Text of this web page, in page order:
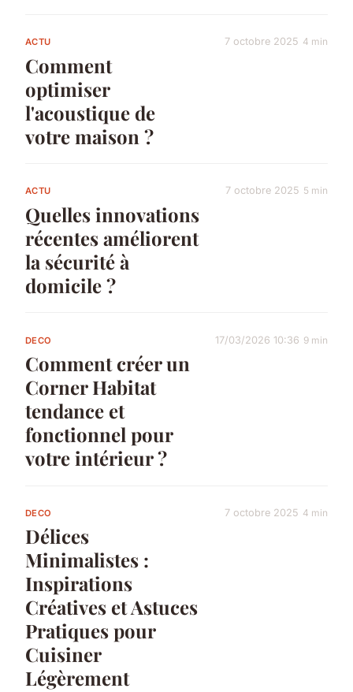
ACTU
Comment
optimiser
l'acoustique de
votre maison ?
7 octobre 2025 4 min
ACTU
Quelles innovations
récentes améliorent
la sécurité à
domicile ?
7 octobre 2025 5 min
DECO
Comment créer un
Corner Habitat
tendance et
fonctionnel pour
votre intérieur ?
17/03/2026 10:36 9 min
DECO
Délices
Minimalistes :
Inspirations
Créatives et Astuces
Pratiques pour
Cuisiner
Légèrement
7 octobre 2025 4 min